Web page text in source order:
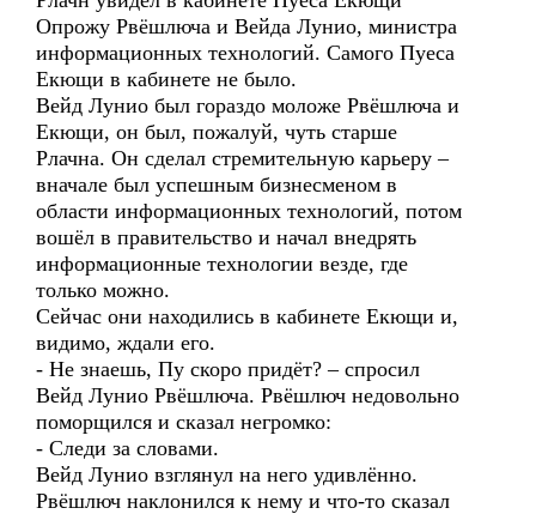
Опрожу Рвёшлюча и Вейда Лунио, министра
информационных технологий. Самого Пуеса
Екющи в кабинете не было.
Вейд Лунио был гораздо моложе Рвёшлюча и
Екющи, он был, пожалуй, чуть старше
Рлачна. Он сделал стремительную карьеру –
вначале был успешным бизнесменом в
области информационных технологий, потом
вошёл в правительство и начал внедрять
информационные технологии везде, где
только можно.
Сейчас они находились в кабинете Екющи и,
видимо, ждали его.
- Не знаешь, Пу скоро придёт? – спросил
Вейд Лунио Рвёшлюча. Рвёшлюч недовольно
поморщился и сказал негромко:
- Следи за словами.
Вейд Лунио взглянул на него удивлённо.
Рвёшлюч наклонился к нему и что-то сказал